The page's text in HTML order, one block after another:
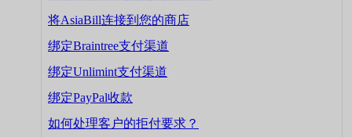
将AsiaBill连接到您的商店
绑定Braintree支付渠道
绑定Unlimint支付渠道
绑定PayPal收款
如何处理客户的拒付要求？